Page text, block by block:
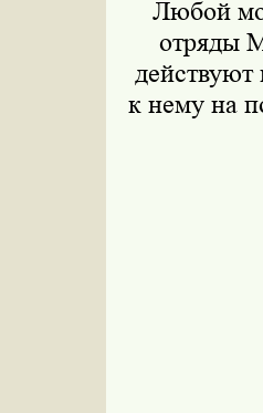
Любой
отряды
действуют
к нему на